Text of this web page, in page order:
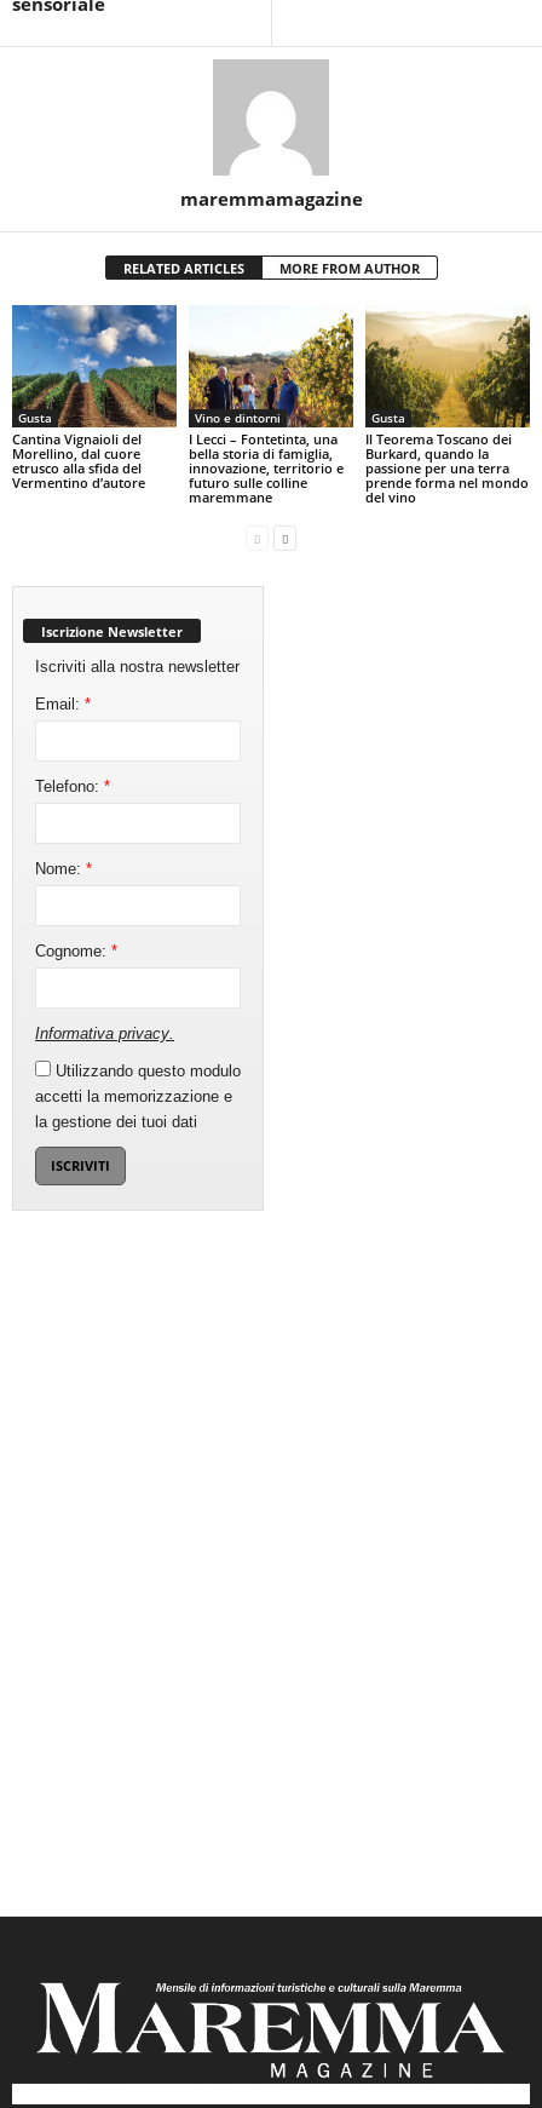
maremmamagazine
RELATED ARTICLES MORE FROM AUTHOR
Gusta
Cantina Vignaioli del
Morellino, dal cuore
etrusco alla sfida del
Vermentino d’autore
Vino e dintorni
I Lecci – Fontetinta, una
bella storia di famiglia,
innovazione, territorio e
futuro sulle colline
maremmane
Gusta
Il Teorema Toscano dei
Burkard, quando la
passione per una terra
prende forma nel mondo
del vino
Iscrizione Newsletter
Iscriviti alla nostra newsletter
Email:*
Telefono:*
Nome:*
Cognome:*
Informativa privacy
Utilizzando questo modulo
accetti la memorizzazione e
la gestione dei tuoi dati